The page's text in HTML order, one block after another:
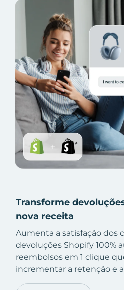
Transforme
nova receita
Aumenta a satisfação dos
devoluções Shopify 100%
reembolsos em 1 clique
incrementar a retenção e